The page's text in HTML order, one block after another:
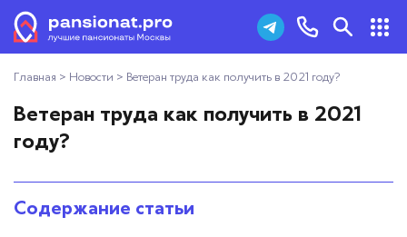
Пансионаты для пожилых
Дома престарелых
Пансионаты для ветеранов
Хосписы
Главная > Новости > Ветеран труда как получить в 2021 году?
Ветеран труда как получить в 2021
году?
Содержание статьи